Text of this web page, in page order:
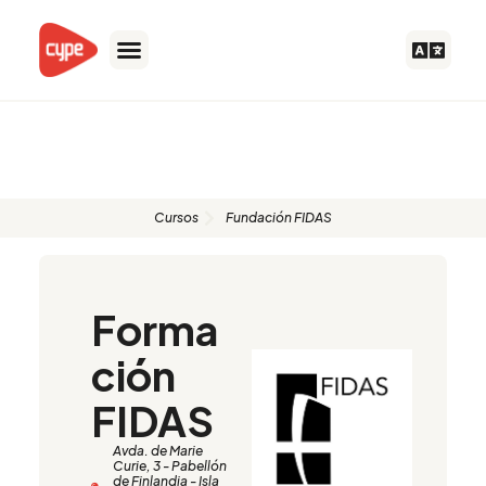
content
Cursos Fundación FIDAS
Forma
ción
FIDAS
Avda. de Marie
Curie, 3 - Pabellón
de Finlandia - Isla